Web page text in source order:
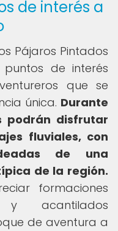
de interés a
Pájaros Pintados
de interés
que se
única. Durante
podrán disfrutar
fluviales, con
de una
de la región.
formaciones
y acantilados
de aventura a